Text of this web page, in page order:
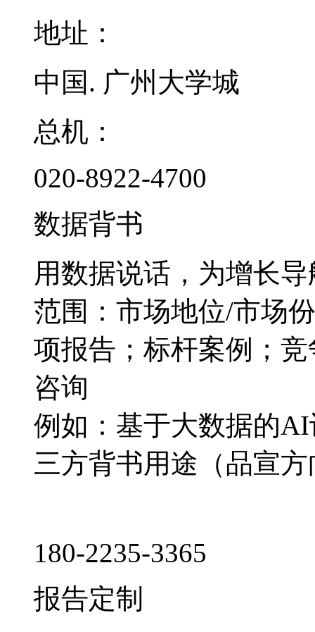
地址：
中国. 广州大学城
总机：
020-8922-4700
数据背书
用数据说话，为增长导
范围：市场地位/市场
项报告；标杆案例；
咨询
例如：基于大数据的
三方背书用途（品宣
180-2235-3365
报告定制